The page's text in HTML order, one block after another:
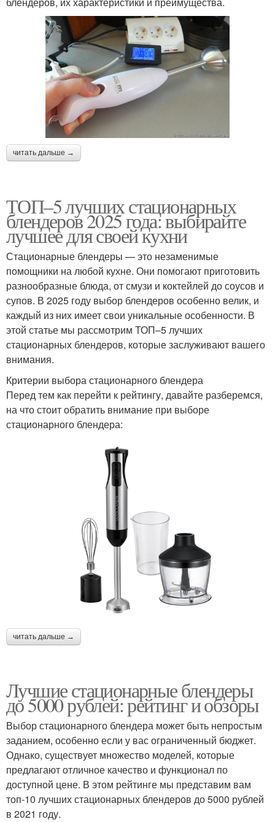
читать дальше →
ТОП–5 лучших стационарных
блендеров 2025 года: выбирайте
лучшее для своей кухни
Стационарные блендеры — это незаменимые
помощники на любой кухне. Они помогают приготовить
разнообразные блюда, от смузи и коктейлей до соусов и
супов. В 2025 году выбор блендеров особенно велик, и
каждый из них имеет свои уникальные особенности. В
этой статье мы рассмотрим ТОП–5 лучших
стационарных блендеров, которые заслуживают вашего
внимания.
Критерии выбора стационарного блендера
Перед тем как перейти к рейтингу, давайте разберемся,
на что стоит обратить внимание при выборе
стационарного блендера:
читать дальше →
Лучшие стационарные блендеры
до 5000 рублей: рейтинг и обзоры
Выбор стационарного блендера может быть непростым
заданием, особенно если у вас ограниченный бюджет.
Однако, существует множество моделей, которые
предлагают отличное качество и функционал по
доступной цене. В этом рейтинге мы представим вам
топ-10 лучших стационарных блендеров до 5000 рублей
в 2021 году.